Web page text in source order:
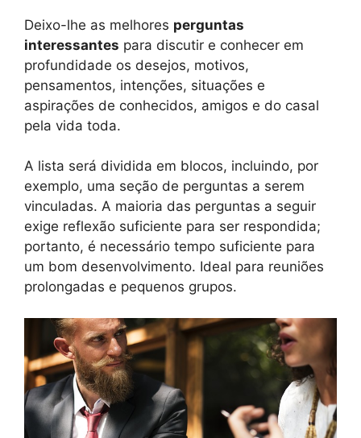
Deixo-lhe as melhores perguntas
interessantes para discutir e conhecer em
profundidade os desejos, motivos,
pensamentos, intenções, situações e
aspirações de conhecidos, amigos e do casal
pela vida toda.
A lista será dividida em blocos, incluindo, por
exemplo, uma seção de perguntas a serem
vinculadas. A maioria das perguntas a seguir
exige reflexão suficiente para ser respondida;
portanto, é necessário tempo suficiente para
um bom desenvolvimento. Ideal para reuniões
prolongadas e pequenos grupos.